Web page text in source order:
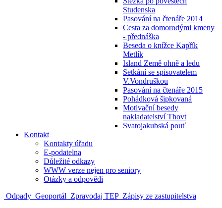
Studenska
Pasování na čtenáře 2014
Cesta za domorodými kmeny
- přednáška
Beseda o knížce Kapřík
Metlík
Island Země ohně a ledu
Setkání se spisovatelem
V.Vondruškou
Pasování na čtenáře 2015
Pohádková šipkovaná
Motivační besedy
nakladatelství Thovt
Svatojakubská pouť
Kontakt
Kontakty úřadu
E-podatelna
Důležité odkazy
WWW verze nejen pro seniory
Otázky a odpovědi
Odpady Geoportál Zpravodaj TEP Zápisy ze zastupitelstva